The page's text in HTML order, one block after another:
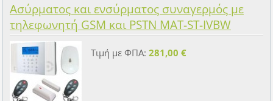
Ασύρματος και ενσύρματος συναγερμός με
τηλεφωνητή GSM και PSTN MAT-ST-IVBW
Τιμή με ΦΠΑ: 281,00 €